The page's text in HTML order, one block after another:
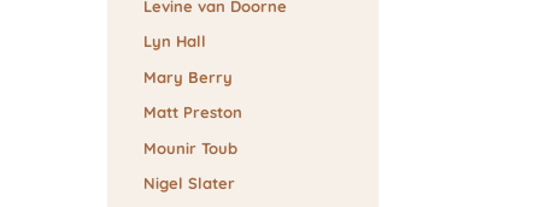
Levine van Doorne
Lyn Hall
Mary Berry
Matt Preston
Mounir Toub
Nigel Slater